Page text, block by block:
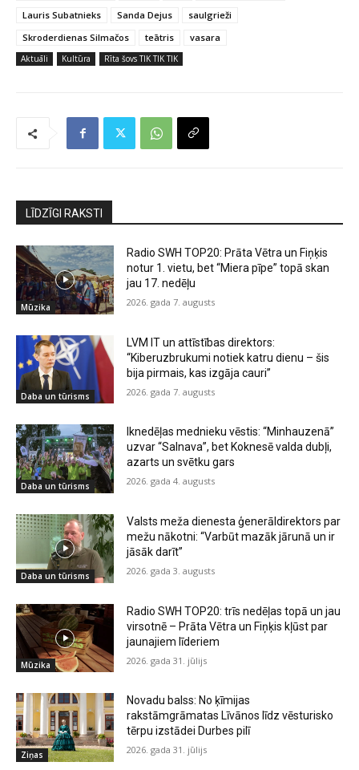
Lauris Subatnieks
Sanda Dejus
saulgrieži
Skroderdienas Silmačos
teātris vasara
Aktuāli Kultūra Rīta šovs TIK TIK TIK
LĪDZĪGI RAKSTI
Mūzika
Radio SWH TOP20: Prāta Vētra un Fiņķis
notur 1. vietu, bet “Miera pīpe” topā skan
jau 17. nedēļu
2026. gada 7. augusts
Daba un tūrisms
LVM IT un attīstības direktors:
“Kiberuzbrukumi notiek katru dienu – šis
bija pirmais, kas izgāja cauri”
2026. gada 7. augusts
Daba un tūrisms
Iknedēļas mednieku vēstis: “Minhauzenā”
uzvar “Salnava”, bet Koknesē valda dubļi,
azarts un svētku gars
2026. gada 4. augusts
Daba un tūrisms
Valsts meža dienesta ģenerāldirektors par
mežu nākotni: “Varbūt mazāk jārunā un ir
jāsāk darīt”
2026. gada 3. augusts
Mūzika
Radio SWH TOP20: trīs nedēļas topā un jau
virsotnē – Prāta Vētra un Fiņķis kļūst par
jaunajiem līderiem
2026. gada 31. jūlijs
Ziņas
Novadu balss: No ķīmijas
rakstāmgrāmatas Līvānos līdz vēsturisko
tērpu izstādei Durbes pilī
2026. gada 31. jūlijs